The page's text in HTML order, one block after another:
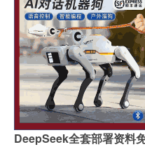
DeepSeek全套部署资料